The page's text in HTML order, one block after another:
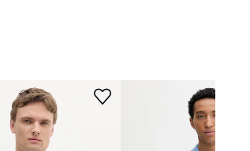
Tabela rozmiarów